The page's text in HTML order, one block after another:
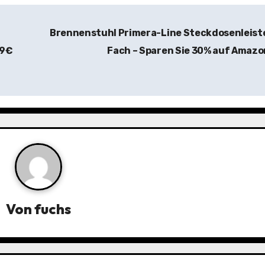
Brennenstuhl Primera-Line
Fach – Sparen Sie 30% auf
Vonfuchs